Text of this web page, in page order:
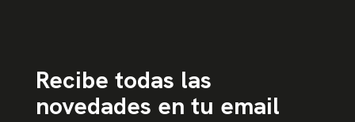
Recibe todas las
novedades en tu email